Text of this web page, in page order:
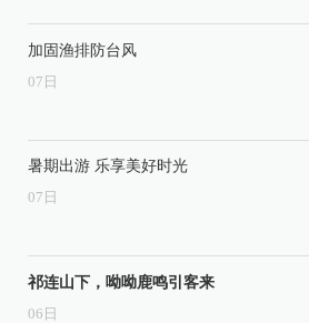
加固渔排防台风
07 日
暑期出游 乐享美好时光
07 日
祁连山下，呦呦鹿鸣引客来
06 日